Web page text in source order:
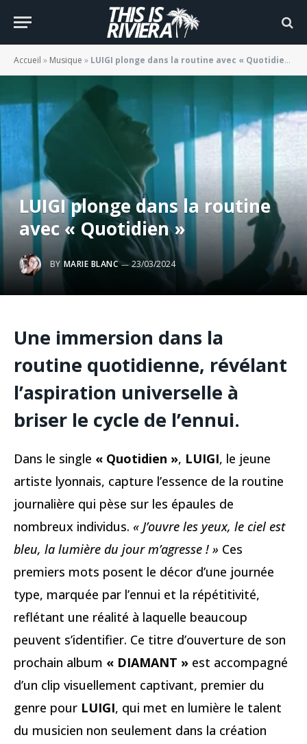
Accueil » Musique » LUIGI plonge dans la routine avec « Quotidien »
LUIGI plonge dans la routine
avec « Quotidien »
BY MARIE BLANC 23/03/2024
Une immersion dans la
routine quotidienne, révélant
l’aspiration universelle à
briser le cycle de l’ennui.
Dans le single « Quotidien », LUIGI, le jeune
artiste lyonnais, capture l’essence de la routine
journalière qui pèse sur les épaules de
nombreux individus. « J’ouvre les yeux, le ciel est
bleu, la lumière du jour m’agresse ! » Ces
premiers mots posent le décor d’une journée
type, marquée par l’ennui et la répétitivité,
reflétant une réalité à laquelle beaucoup
peuvent s’identifier. Ce titre d’ouverture de son
prochain album « DIAMANT » est accompagné
d’un clip visuellement captivant, premier du
genre pour LUIGI, qui met en lumière le talent
du musicien non seulement dans la création